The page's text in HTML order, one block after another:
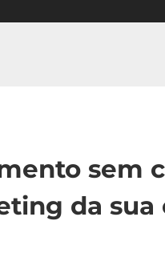
sem
da sua